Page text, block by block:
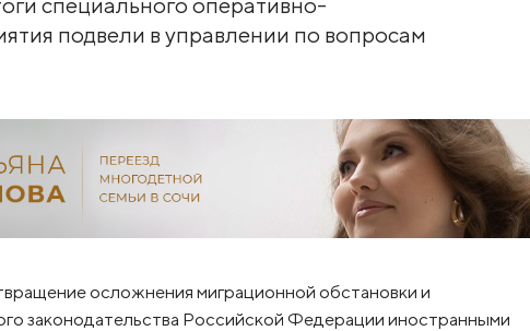
специального оперативно-
подвели в управлении по вопросам
осложнения миграционной обстановки и
законодательства Российской Федерации иностранными